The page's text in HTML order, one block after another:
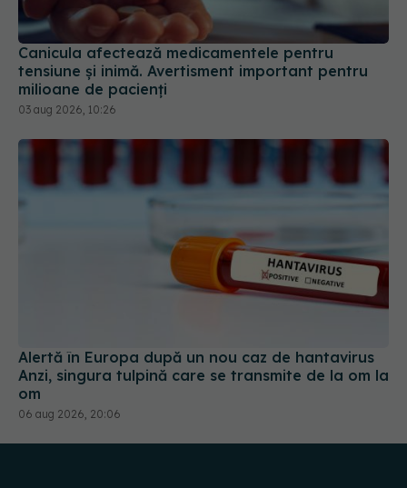
Canicula afectează medicamentele pentru
tensiune și inimă. Avertisment important pentru
milioane de pacienți
03 aug 2026, 10:26
Alertă în Europa după un nou caz de hantavirus
Anzi, singura tulpină care se transmite de la om la
om
06 aug 2026, 20:06